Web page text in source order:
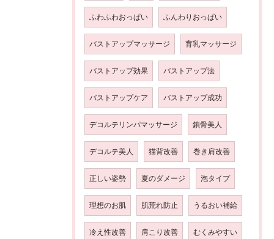
ふわふわおっぱい ふんわりおっぱい
バストアップマッサージ 育乳マッサージ
バストアップ効果 バストアップ法
バストアップケア バストアップ成功
デコルテリンパマッサージ 鎖骨美人
デコルテ美人 猫背改善 巻き肩改善
正しい姿勢 夏のダメージ 泡タイプ
理想のお肌 肌荒れ防止 うるおい補給
冷え性改善 肩こり改善 むくみやすい